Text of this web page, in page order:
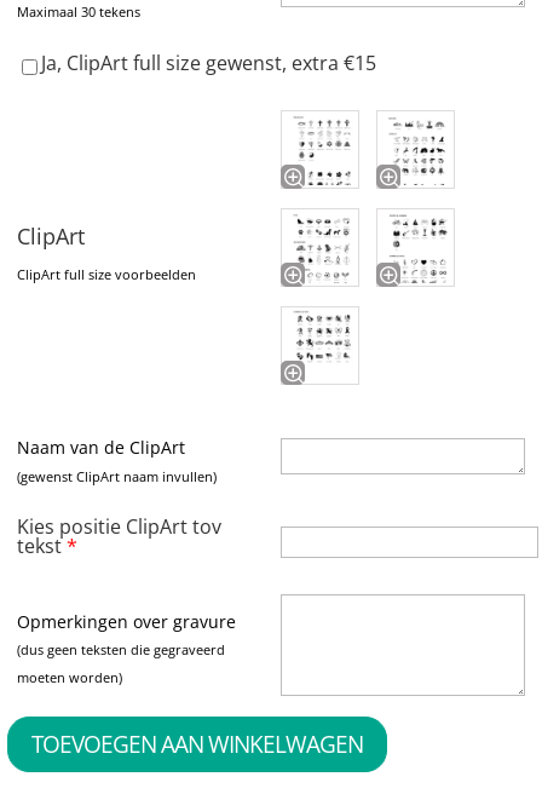
Maximaal 30 tekens
Ja, ClipArt full size gewenst, extra €15
ClipArt
ClipArt full size voorbeelden
Naam van de ClipArt
(gewenst ClipArt naam invullen)
Kies positie ClipArt tov
tekst*
Opmerkingen over gravure
(dus geen teksten die gegraveerd
moeten worden)
TOEVOEGEN AAN WINKELWAGEN